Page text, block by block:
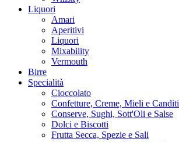
Liquori
Amari
Aperitivi
Liquori
Mixability
Vermouth
Birre
Specialità
Cioccolato
Confetture, Creme, Mieli e Canditi
Conserve, Sughi, Sott'Oli e Salse
Dolci e Biscotti
Frutta Secca, Spezie e Sali